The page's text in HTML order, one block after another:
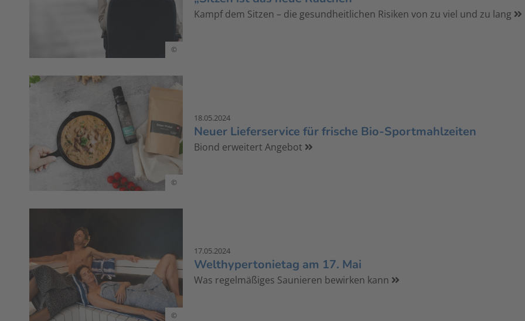
©
Kampf dem Sitzen – die gesundheitlichen Risiken von zu viel und zu lang
©
18.05.2024
Neuer Lieferservice für frische Bio-Sportmahlzeiten
Biond erweitert Angebot
©
17.05.2024
Welthypertonietag am 17. Mai
Was regelmäßiges Saunieren bewirken kann